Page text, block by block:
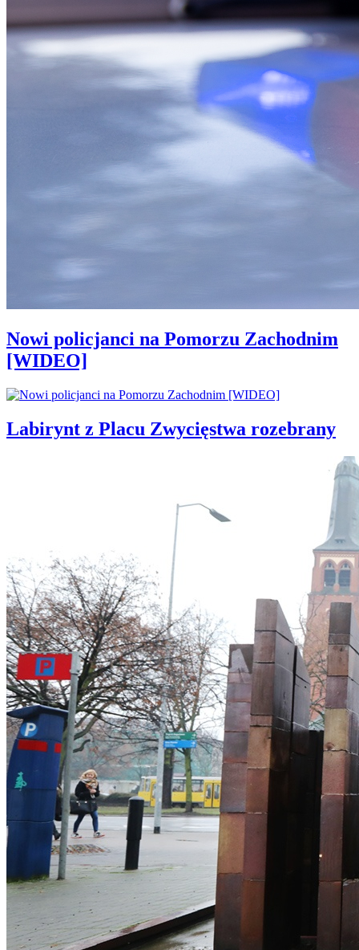
Nowi policjanci na Pomorzu Zachodnim
[WIDEO]
Labirynt z Placu Zwycięstwa rozebrany